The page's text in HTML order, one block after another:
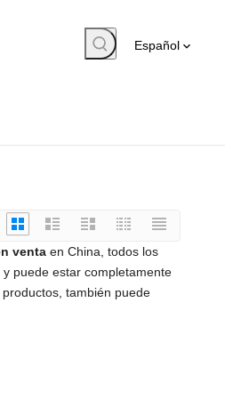
Español
venta en China, todos los
puede estar completamente
también puede